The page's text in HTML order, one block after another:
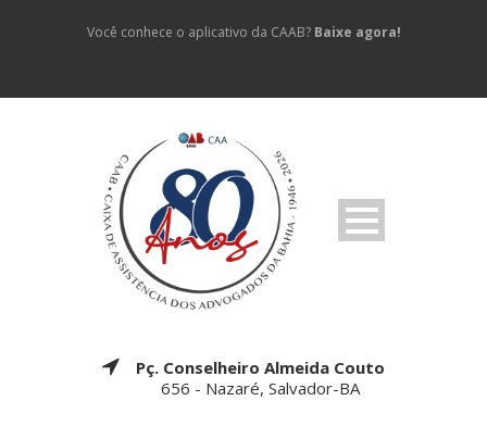
Você conhece o aplicativo da CAAB? Baixe agora!
Pç. Conselheiro Almeida Couto
656 - Nazaré, Salvador-BA